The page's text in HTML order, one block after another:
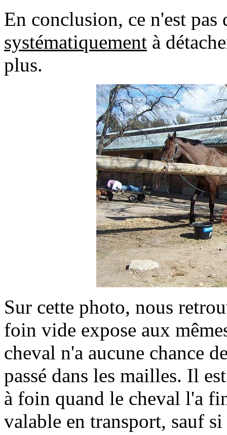
En conclusion, ce n'est
systématiquement à
plus.
Sur cette photo, nous
foin vide expose aux
cheval n'a aucune chance
passé dans les mailles. Il
à foin quand le cheval l'a
valable en transport, sauf